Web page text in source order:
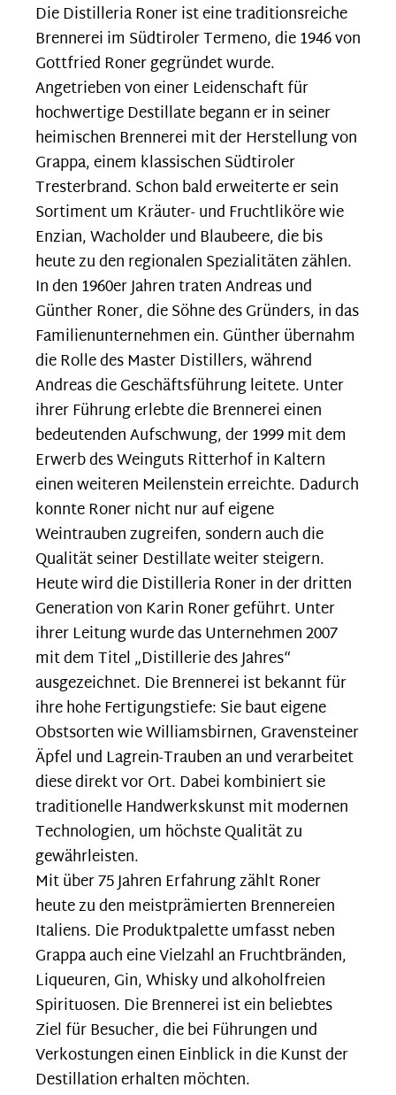
Die Distilleria Roner ist eine traditionsreiche
Brennerei im Südtiroler Termeno, die 1946 von
Gottfried Roner gegründet wurde.
Angetrieben von einer Leidenschaft für
hochwertige Destillate begann er in seiner
heimischen Brennerei mit der Herstellung von
Grappa, einem klassischen Südtiroler
Tresterbrand. Schon bald erweiterte er sein
Sortiment um Kräuter- und Fruchtliköre wie
Enzian, Wacholder und Blaubeere, die bis
heute zu den regionalen Spezialitäten zählen.
In den 1960er Jahren traten Andreas und
Günther Roner, die Söhne des Gründers, in das
Familienunternehmen ein. Günther übernahm
die Rolle des Master Distillers, während
Andreas die Geschäftsführung leitete. Unter
ihrer Führung erlebte die Brennerei einen
bedeutenden Aufschwung, der 1999 mit dem
Erwerb des Weinguts Ritterhof in Kaltern
einen weiteren Meilenstein erreichte. Dadurch
konnte Roner nicht nur auf eigene
Weintrauben zugreifen, sondern auch die
Qualität seiner Destillate weiter steigern.
Heute wird die Distilleria Roner in der dritten
Generation von Karin Roner geführt. Unter
ihrer Leitung wurde das Unternehmen 2007
mit dem Titel „Distillerie des Jahres“
ausgezeichnet. Die Brennerei ist bekannt für
ihre hohe Fertigungstiefe: Sie baut eigene
Obstsorten wie Williamsbirnen, Gravensteiner
Äpfel und Lagrein-Trauben an und verarbeitet
diese direkt vor Ort. Dabei kombiniert sie
traditionelle Handwerkskunst mit modernen
Technologien, um höchste Qualität zu
gewährleisten.
Mit über 75 Jahren Erfahrung zählt Roner
heute zu den meistprämierten Brennereien
Italiens. Die Produktpalette umfasst neben
Grappa auch eine Vielzahl an Fruchtbränden,
Liqueuren, Gin, Whisky und alkoholfreien
Spirituosen. Die Brennerei ist ein beliebtes
Ziel für Besucher, die bei Führungen und
Verkostungen einen Einblick in die Kunst der
Destillation erhalten möchten.